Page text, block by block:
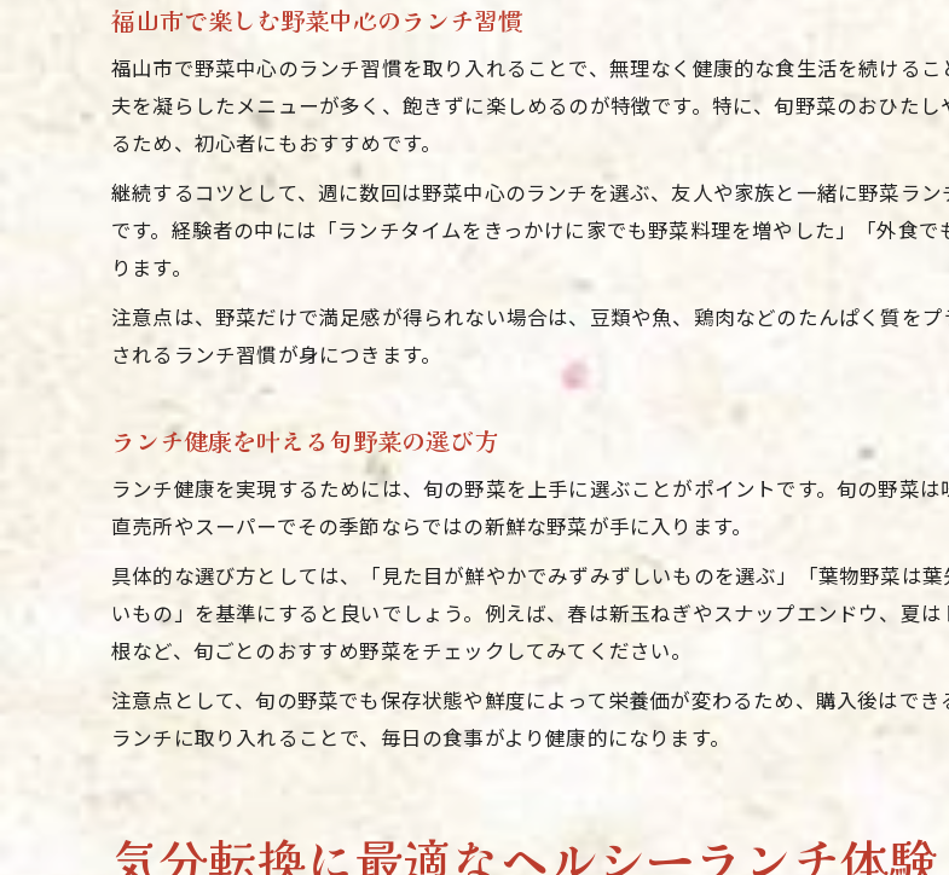
福山市で楽しむ野菜中心のランチ習慣
福山市で野菜中心のランチ習慣を取り入れることで、無理なく健康的な食生活を続ける
夫を凝らしたメニューが多く、飽きずに楽しめるのが特徴です。特に、旬野菜のおひた
るため、初心者にもおすすめです。
継続するコツとして、週に数回は野菜中心のランチを選ぶ、友人や家族と一緒に野菜ラ
です。経験者の中には「ランチタイムをきっかけに家でも野菜料理を増やした」「外食
ります。
注意点は、野菜だけで満足感が得られない場合は、豆類や魚、鶏肉などのたんぱく質を
されるランチ習慣が身につきます。
ランチ健康を叶える旬野菜の選び方
ランチ健康を実現するためには、旬の野菜を上手に選ぶことがポイントです。旬の野菜
直売所やスーパーでその季節ならではの新鮮な野菜が手に入ります。
具体的な選び方としては、「見た目が鮮やかでみずみずしいものを選ぶ」「葉物野菜は
いもの」を基準にすると良いでしょう。例えば、春は新玉ねぎやスナップエンドウ、夏
根など、旬ごとのおすすめ野菜をチェックしてみてください。
注意点として、旬の野菜でも保存状態や鮮度によって栄養価が変わるため、購入後はで
ランチに取り入れることで、毎日の食事がより健康的になります。
気分転換に最適なヘルシーランチ体験